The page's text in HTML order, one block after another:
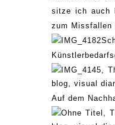
sitze ich auch
zum Missfallen
Auf dem